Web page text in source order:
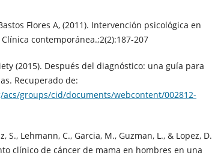
Flores A, (2011). Intervención psicológica en
contemporánea.;2(2):187-207
(2015). Después del diagnóstico: una guía para
Recuperado de:
groups/cid/documents/webcontent/002812-
S., Lehmann, C., Garcia, M., Guzman, L., & Lopez, D.
clínico de cáncer de mama en hombres en una